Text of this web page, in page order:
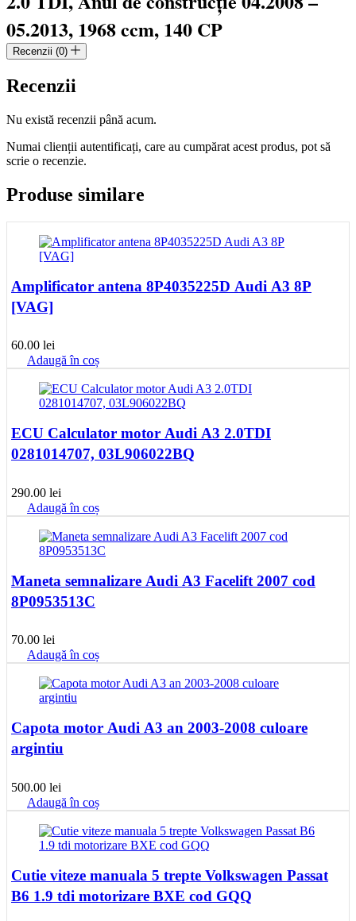
05.2013, 1968 ccm, 140 CP
Recenzii (0)
Recenzii
Nu există recenzii până acum.
Numai clienții autentificați, care au cumpărat acest produs, pot să
scrie o recenzie.
Produse similare
Amplificator antena 8P4035225D Audi A3 8P
[VAG]
60.00 lei
Adaugă în coș
ECU Calculator motor Audi A3 2.0TDI
0281014707, 03L906022BQ
290.00 lei
Adaugă în coș
Maneta semnalizare Audi A3 Facelift 2007 cod
8P0953513C
70.00 lei
Adaugă în coș
Capota motor Audi A3 an 2003-2008 culoare
argintiu
500.00 lei
Adaugă în coș
Cutie viteze manuala 5 trepte Volkswagen Passat
B6 1.9 tdi motorizare BXE cod GQQ